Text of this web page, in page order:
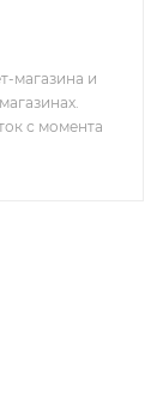
магазина и
с момента